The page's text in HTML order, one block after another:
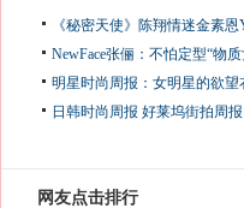
《秘密天使》陈翔情迷金素
NewFace张俪：不怕定型“物质
明星时尚周报：女明星的欲望
日韩时尚周报 好莱坞街拍周报
网友点击排行